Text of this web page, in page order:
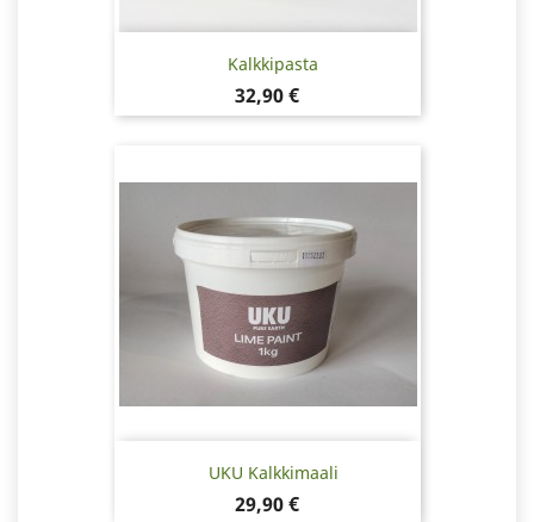
Kalkkipasta
Hinta
32,90 €
UKU Kalkkimaali
Hinta
29,90 €